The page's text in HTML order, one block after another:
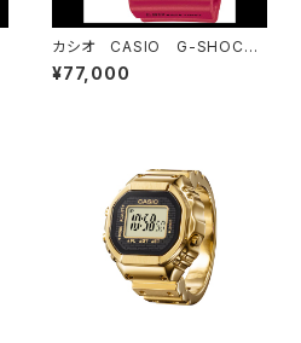
カシオ CASIO G-SHOCK
ジーショック GW-8230NT
-4JR FROGMAN30周年記
¥77,000